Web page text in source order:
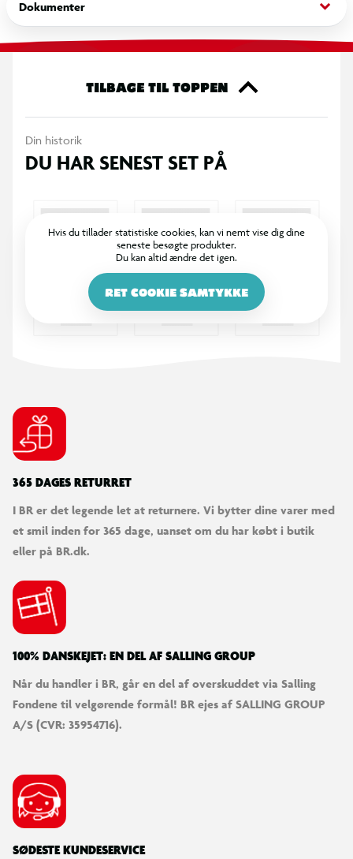
geare op og råbe "UNO!" Det er en fuldtonet gave til fans af
dekorationer kan variere.
Dokumenter keyboard_arrow_down
TILBAGE TIL TOPPEN
Din historik
DU HAR SENEST SET PÅ
Hvis du tillader statistiske cookies, kan vi nemt vise dig dine
seneste besøgte produkter.
Du kan altid ændre det igen.
RET COOKIE SAMTYKKE
365 DAGES RETURRET
I BR er det legende let at returnere. Vi bytter dine varer med
et smil inden for 365 dage, uanset om du har købt i butik
eller på BR.dk.
100% DANSKEJET: EN DEL AF SALLING GROUP
Når du handler i BR, går en del af overskuddet via Salling
Fondene til velgørende formål! BR ejes af SALLING GROUP
A/S (CVR: 35954716).
SØDESTE KUNDESERVICE